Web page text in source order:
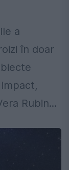
a
în doar
Rubin...